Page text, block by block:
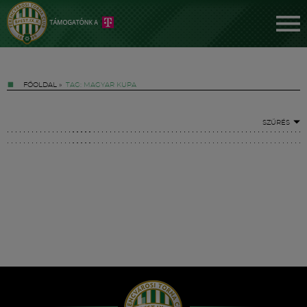
FŐOLDAL » TAG: MAGYAR KUPA
SZŰRÉS
Hírek